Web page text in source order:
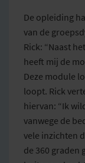
De opleiding
van de
Rick: “Naast
heeft mij de
Deze module
loopt. Rick
hiervan: “Ik
vanwege de
vele inzichten
de 360 graden